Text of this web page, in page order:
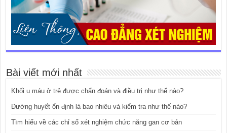
Bài viết mới nhất
Khối u máu ở trẻ được chẩn đoán và điều trị như thế nào?
Đường huyết ổn định là bao nhiêu và kiểm tra như thế nào?
Tìm hiểu về các chỉ số xét nghiệm chức năng gan cơ bản